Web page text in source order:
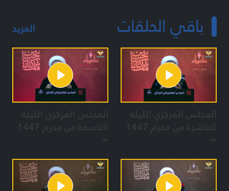
باقي الحلقات المزيد
المجلس المركزي الليلة
العاشرة من محرم 1447
هـ
المجلس المركزي الليلة
التاسعة من محرم 1447
هـ